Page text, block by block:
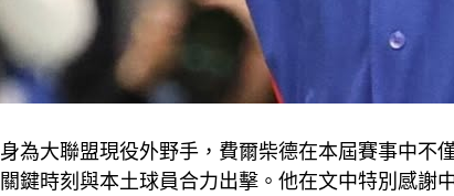
身為大聯盟現役外野手，費爾柴德在本屆賽事中不
關鍵時刻與本土球員合力出擊。他在文中特別感謝